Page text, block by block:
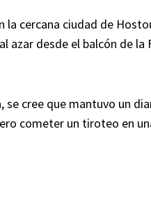
la cercana ciudad de
azar desde el balcón de
se cree que mantuvo un
cometer un tiroteo en